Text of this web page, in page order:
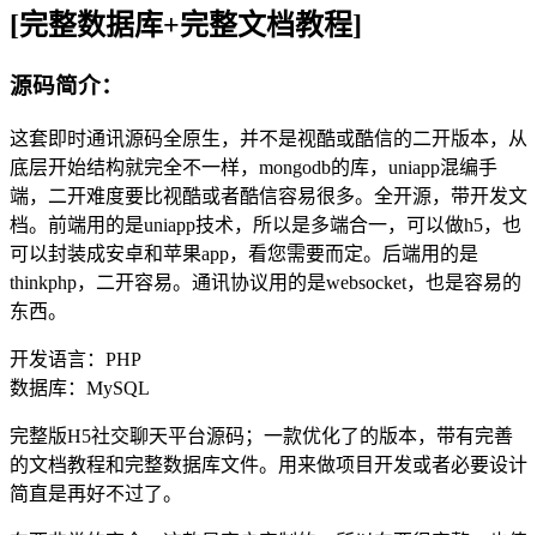
[完整数据库+完整文档教程]
源码简介：
这套即时通讯源码全原生，并不是视酷或酷信的二开版本，从
底层开始结构就完全不一样，mongodb的库，uniapp混编手
端，二开难度要比视酷或者酷信容易很多。全开源，带开发文
档。前端用的是uniapp技术，所以是多端合一，可以做h5，也
可以封装成安卓和苹果app，看您需要而定。后端用的是
thinkphp，二开容易。通讯协议用的是websocket，也是容易的
东西。
开发语言：PHP
数据库：MySQL
完整版H5社交聊天平台源码；一款优化了的版本，带有完善
的文档教程和完整数据库文件。用来做项目开发或者必要设计
简直是再好不过了。